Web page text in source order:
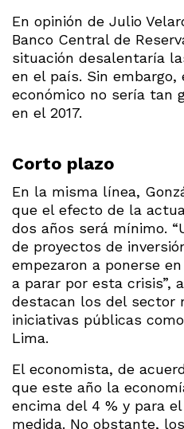
En opinión de Julio
Banco Central de
situación desalentaría
en el país. Sin embargo,
económico no sería tan
en el 2017.
Corto plazo
En la misma línea,
que el efecto de la
dos años será mínimo.
de proyectos de
empezaron a ponerse
a parar por esta crisis”,
destacan los del sector
iniciativas públicas
Lima.
El economista, de
que este año la
encima del 4 % y para el
medida. No obstante,